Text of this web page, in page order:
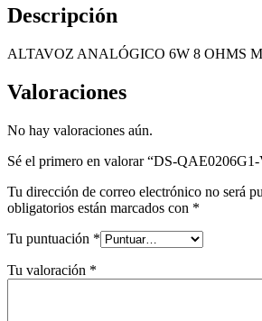
Descripción
ALTAVOZ ANALÓGICO 6W 8 OHMS
Valoraciones
No hay valoraciones aún.
Sé el primero en valorar “DS-
Tu dirección de correo electrónico no será
obligatorios están marcados con *
Tu puntuación *
Tu valoración *